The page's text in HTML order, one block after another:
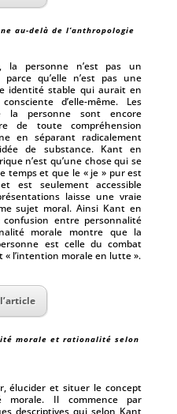
au-delà de l’anthropologie
la personne n’est pas un
qu’elle n’est pas une
identité stable qui aurait en
d’elle-même. Les
la personne sont encore
de toute compréhension
en séparant radicalement
de substance. Kant en
n’est qu’une chose qui se
temps et que le « je » pur est
est seulement accessible
laisse une vraie
sujet moral. Ainsi Kant en
entre personnalité
morale montre que la
est celle du combat
l’intention morale en lutte ».
morale et rationalité selon
élucider et situer le concept
morale. Il commence par
descriptives qui selon Kant